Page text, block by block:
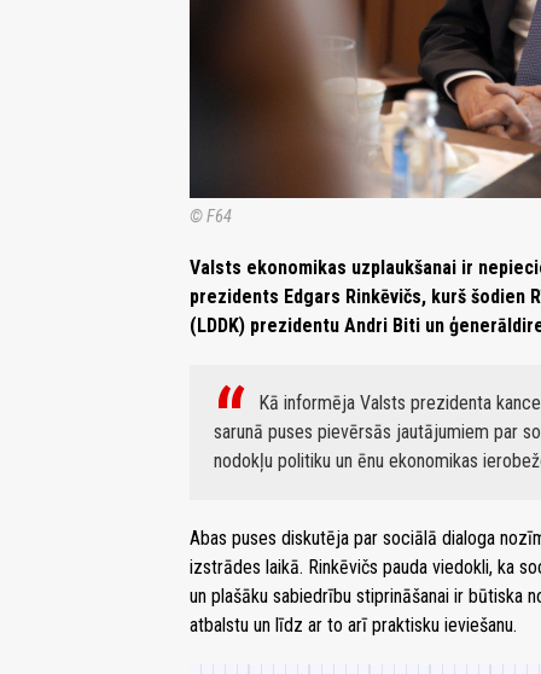
© F64
Valsts ekonomikas uzplaukšanai ir
prezidents Edgars Rinkēvičs, kurš šodien
(LDDK) prezidentu Andri Biti un
Kā informēja Valsts prezidenta
sarunā puses pievērsās jautājumiem par
nodokļu politiku un ēnu ekonomikas
Abas puses diskutēja par sociālā dialoga
izstrādes laikā. Rinkēvičs pauda viedokli, ka
un plašāku sabiedrību stiprināšanai ir būtiska
atbalstu un līdz ar to arī praktisku ieviešanu.